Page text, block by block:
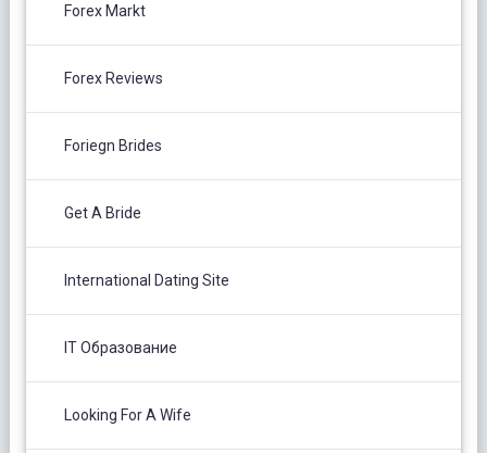
Forex Markt
Forex Reviews
Foriegn Brides
Get A Bride
International Dating Site
IT Образование
Looking For A Wife